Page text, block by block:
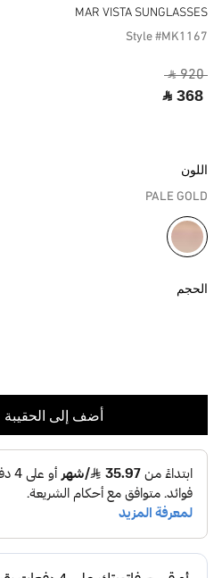
MAR VISTA SUNGLASSES
Style #MK1167
‎ ⃁ 920 ‎
‎ ⃁ 368 ‎
اللون
PALE GOLD
مختار
الحجم
أضف إلى الحقيبة